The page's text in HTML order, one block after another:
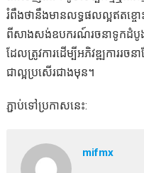
រំពឹងថានឹងមានលទ្ធផលល្អឥតខ្ចោ
ពីសាងសង់ឧបករណ៍រចនាទូកដំបូ
ដែលត្រូវការដើម្បីអភិវឌ្ឍការរ
ជាល្អប្រសើរជាងមុន។
ភ្ជាប់ទៅប្រកាសនេះ:
mifmx